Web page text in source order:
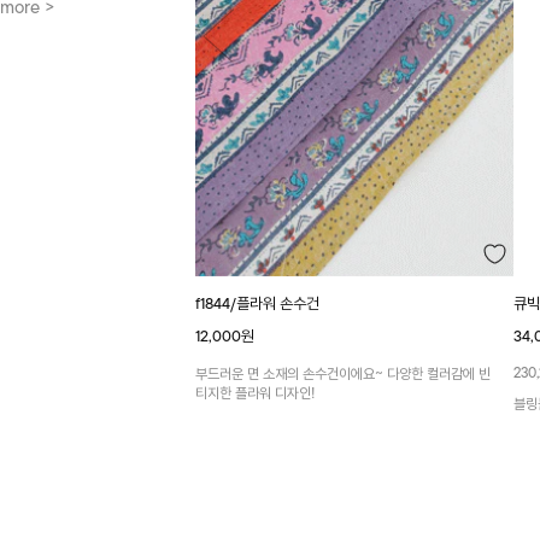
more >
f1844/플라워 손수건
12,000원
부드러운 면 소재의 손수건이에요~ 다양한 컬러감에 빈
티지한 플라워 디자인!
큐
블링